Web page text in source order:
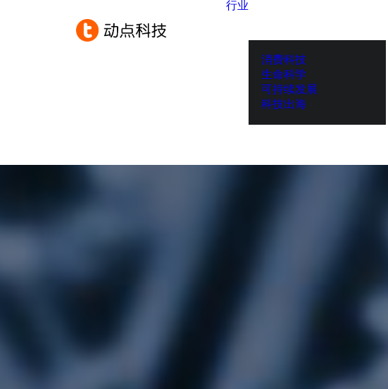
行业
消费科技
生命科学
可持续发展
科技出海